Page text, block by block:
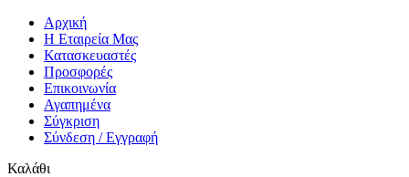
Αρχική
Η Εταιρεία Μας
Κατασκευαστές
Προσφορές
Επικοινωνία
Αγαπημένα
Σύγκριση
Σύνδεση / Εγγραφή
Καλάθι